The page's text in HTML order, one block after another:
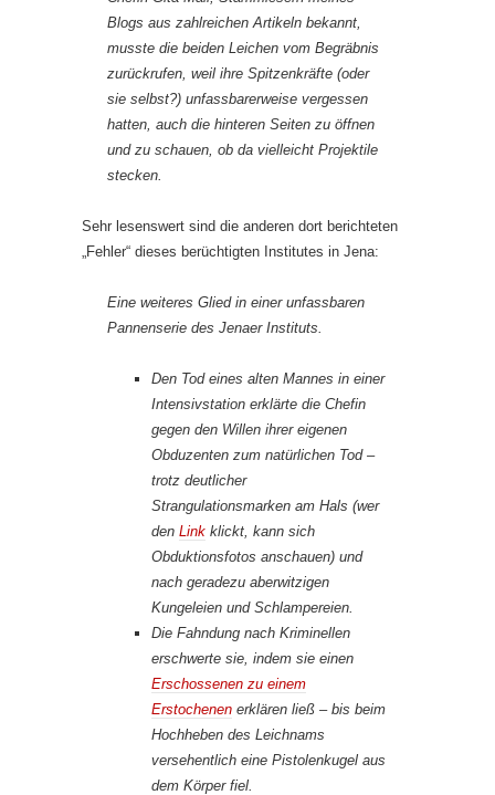
Blogs aus zahlreichen Artikeln bekannt,
musste die beiden Leichen vom Begräbnis
zurückrufen, weil ihre Spitzenkräfte (oder
sie selbst?) unfassbarerweise vergessen
hatten, auch die hinteren Seiten zu öffnen
und zu schauen, ob da vielleicht Projektile
stecken.
Sehr lesenswert sind die anderen dort berichteten
„Fehler“ dieses berüchtigten Institutes in Jena:
Eine weiteres Glied in einer unfassbaren
Pannenserie des Jenaer Instituts.
Den Tod eines alten Mannes in einer
Intensivstation erklärte die Chefin
gegen den Willen ihrer eigenen
Obduzenten zum natürlichen Tod –
trotz deutlicher
Strangulationsmarken am Hals (wer
den Link klickt, kann sich
Obduktionsfotos anschauen) und
nach geradezu aberwitzigen
Kungeleien und Schlampereien.
Die Fahndung nach Kriminellen
erschwerte sie, indem sie einen
Erschossenen zu einem
Erstochenen erklären ließ – bis beim
Hochheben des Leichnams
versehentlich eine Pistolenkugel aus
dem Körper fiel.